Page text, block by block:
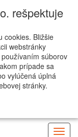
rešpektuje
cookies. Bližšie
webstránky
súborov
prípade sa
vylúčená úplná
stránky.